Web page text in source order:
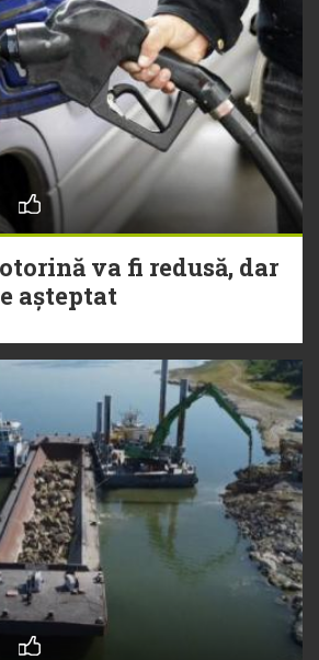
va fi redusă, dar
așteptat